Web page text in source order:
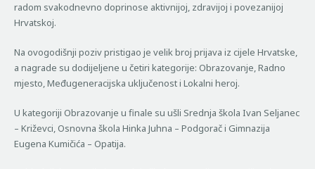
radom svakodnevno doprinose aktivnijoj, zdravijoj i povezanijoj
Hrvatskoj.
Na ovogodišnji poziv pristigao je velik broj prijava iz cijele Hrvatske,
a nagrade su dodijeljene u četiri kategorije: Obrazovanje, Radno
mjesto, Međugeneracijska uključenost i Lokalni heroj.
U kategoriji Obrazovanje u finale su ušli Srednja škola Ivan Seljanec
– Križevci, Osnovna škola Hinka Juhna – Podgorač i Gimnazija
Eugena Kumičića – Opatija.